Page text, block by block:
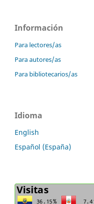
Información
Para lectores/as
Para autores/as
Para bibliotecarios/as
Idioma
English
Español (España)